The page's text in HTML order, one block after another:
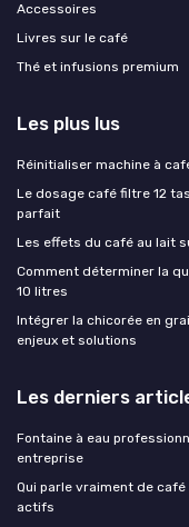
Accessoires
Livres sur le café
Thé et infusions premium
Les plus lus
Réinitialiser machine à
Le dosage café filtre 12
parfait
Les effets du café au lait
Comment déterminer la
10 litres
Intégrer la chicorée en
enjeux et solutions
Les derniers
Fontaine à eau
entreprise
Qui parle vraiment de
actifs